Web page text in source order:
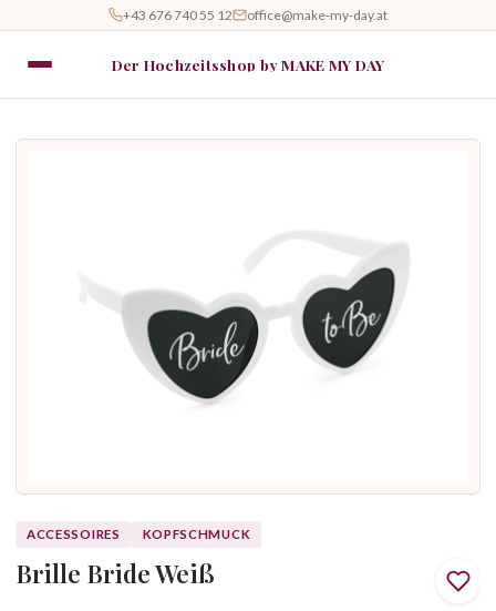
+43 676 740 55 12 office@make-my-day.at
Der Hochzeitsshop by MAKE MY DAY
ACCESSOIRES KOPFSCHMUCK
Brille Bride Weiß